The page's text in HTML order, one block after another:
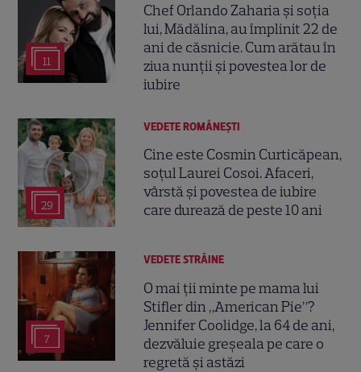
11
Chef Orlando Zaharia și soția
lui, Mădălina, au împlinit 22 de
ani de căsnicie. Cum arătau în
ziua nunții și povestea lor de
iubire
29
VEDETE ROMÂNEŞTI
Cine este Cosmin Curticăpean,
soțul Laurei Cosoi. Afaceri,
vârstă și povestea de iubire
care durează de peste 10 ani
7
VEDETE STRĂINE
O mai ții minte pe mama lui
Stifler din „American Pie”?
Jennifer Coolidge, la 64 de ani,
dezvăluie greșeala pe care o
regretă și astăzi